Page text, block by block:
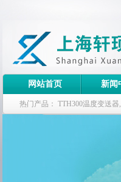
网站首页 新闻
热门产品： TTH300温度变送